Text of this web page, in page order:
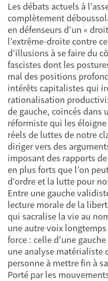
Les débats actuels à
complètement
en défenseurs d’un «
l’extrême-droite contre
d’illusions à se faire du
fascistes dont les
mal des positions
intérêts capitalistes qui
rationalisation
de gauche, coincés dans
réformiste qui les
réels de luttes de notre
diriger vers des
imposant des rapports
en plus forts que l’on
d’ordre et la lutte pour
Entre une gauche
lecture morale de la
qui sacralise la vie au
une autre voix
force : celle d’une
une analyse matérialiste
personne à mettre fin à
Porté par les